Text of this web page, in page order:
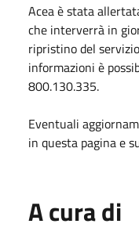
Acea è stata
che interverrà in
ripristino del
informazioni è
800.130.335.
Eventuali
in questa pagina e
A cura di